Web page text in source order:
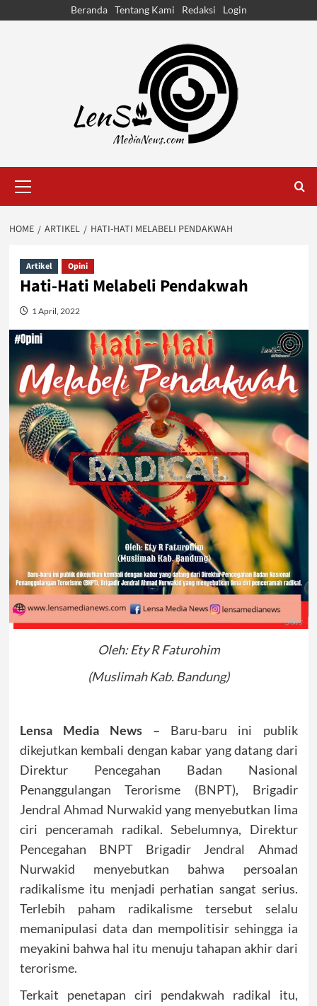
Beranda Tentang Kami Redaksi Login
Menu
HOME ARTIKEL HATI-HATI MELABELI PENDAKWAH
Artikel Opini
Hati-Hati Melabeli Pendakwah
1 April, 2022
Oleh: Ety R Faturohim
(Muslimah Kab. Bandung)
Lensa Media News – Baru-baru ini publik
dikejutkan kembali dengan kabar yang datang dari
Direktur Pencegahan Badan Nasional
Penanggulangan Terorisme (BNPT), Brigadir
Jendral Ahmad Nurwakid yang menyebutkan lima
ciri penceramah radikal. Sebelumnya, Direktur
Pencegahan BNPT Brigadir Jendral Ahmad
Nurwakid menyebutkan bahwa persoalan
radikalisme itu menjadi perhatian sangat serius.
Terlebih paham radikalisme tersebut selalu
memanipulasi data dan mempolitisir sehingga ia
meyakini bahwa hal itu menuju tahapan akhir dari
terorisme.
Terkait penetapan ciri pendakwah radikal itu,